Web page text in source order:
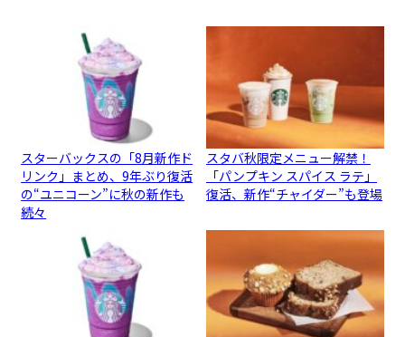
スターバックスの「8月新作ド
リンク」まとめ、9年ぶり復活
の“ユニコーン”に秋の新作も
続々
スタバ秋限定メニュー解禁！
「パンプキン スパイス ラテ」
復活、新作“チャイダー”も登場